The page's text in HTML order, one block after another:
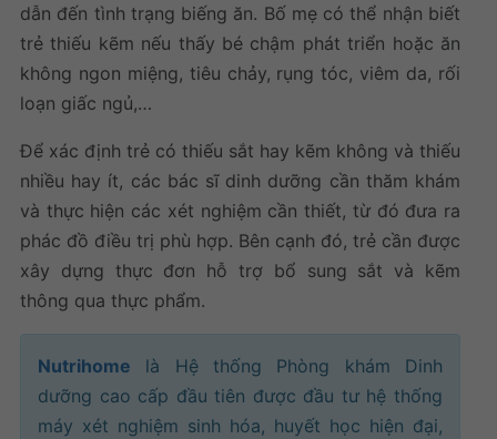
dẫn đến tình trạng biếng ăn. Bố mẹ có thể nhận biết
trẻ thiếu kẽm nếu thấy bé chậm phát triển hoặc ăn
không ngon miệng, tiêu chảy, rụng tóc, viêm da, rối
loạn giấc ngủ,…
Để xác định trẻ có thiếu sắt hay kẽm không và thiếu
nhiều hay ít, các bác sĩ dinh dưỡng cần thăm khám
và thực hiện các xét nghiệm cần thiết, từ đó đưa ra
phác đồ điều trị phù hợp. Bên cạnh đó, trẻ cần được
xây dựng thực đơn hỗ trợ bổ sung sắt và kẽm
thông qua thực phẩm.
Nutrihome là Hệ thống Phòng khám Dinh
dưỡng cao cấp đầu tiên được đầu tư hệ thống
máy xét nghiệm sinh hóa, huyết học hiện đại,